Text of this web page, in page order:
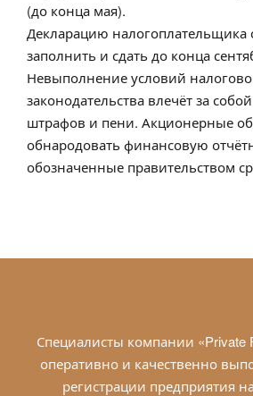
(до конца мая).
Декларацию налогоплательщика
заполнить и сдать до конца
Невыполнение условий
законодательства влечёт за
штрафов и пени. Акционерные
обнародовать финансовую
обозначенные правительством
Специалисты компании «Private
оперативно и качественно
регистрации предприятия